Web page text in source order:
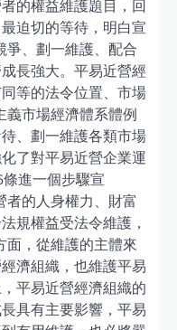
的權益維護題目，回
迫切的等待，明白宣
爭、劃一維護、配合
長強大。平易近營經
等的法令位置、市場
義市場經濟體系體例
、劃一維護各類市場
了對平易近營企業運
進一個步驟宣
者的人身權力、財富
規權益受法令維護，
面，從維護的主體來
濟組織，也維護平易
平易近營經濟組織的
具有主要影響，平易